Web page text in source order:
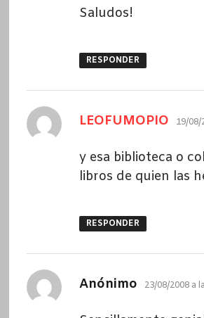
Saludos!
RESPONDER
LEOFUMOPIO dice:
19/08/
y esa biblioteca o
libros de quien las
RESPONDER
Anónimo dice:
23/08/2008 a